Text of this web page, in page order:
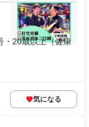
・20歳以上（健康
気になる